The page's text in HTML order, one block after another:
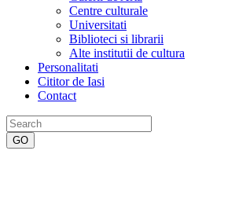
Centre culturale
Universitati
Biblioteci si librarii
Alte institutii de cultura
Personalitati
Cititor de Iasi
Contact